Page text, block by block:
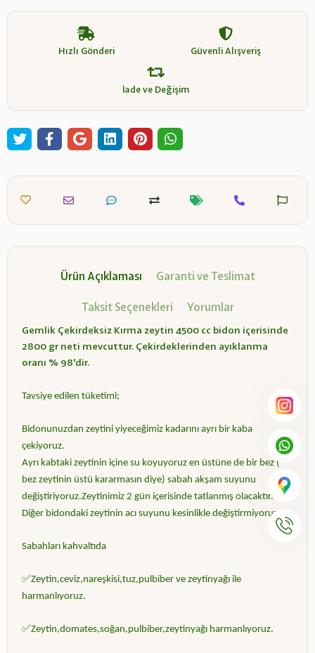
Hızlı Gönderi Güvenli Alışveriş
İade ve Değişim
Ürün Açıklaması Garanti ve Teslimat
Taksit Seçenekleri Yorumlar
Gemlik Çekirdeksiz Kırma zeytin 4500 cc bidon içerisinde
2800 gr neti mevcuttur. Çekirdeklerinden ayıklanma
oranı % 98'dir.
Tavsiye edilen tüketimi;
Bidonunuzdan zeytini yiyeceğimiz kadarını ayrı bir kaba
çekiyoruz.
Ayrı kabtaki zeytinin içine su koyuyoruz en üstüne de bir bez (
bez zeytinin üstü kararmasın diye) sabah akşam suyunu
değiştiriyoruz.Zeytinimiz 2 gün içerisinde tatlanmış olacaktır.
Diğer bidondaki zeytinin acı suyunu kesinlikle değiştirmiyoruz.
Sabahları kahvaltıda
✅Zeytin,ceviz,nareşkisi,tuz,pulbiber ve zeytinyağı ile
harmanlıyoruz.
✅Zeytin,domates,soğan,pulbiber,zeytinyağı harmanlıyoruz.